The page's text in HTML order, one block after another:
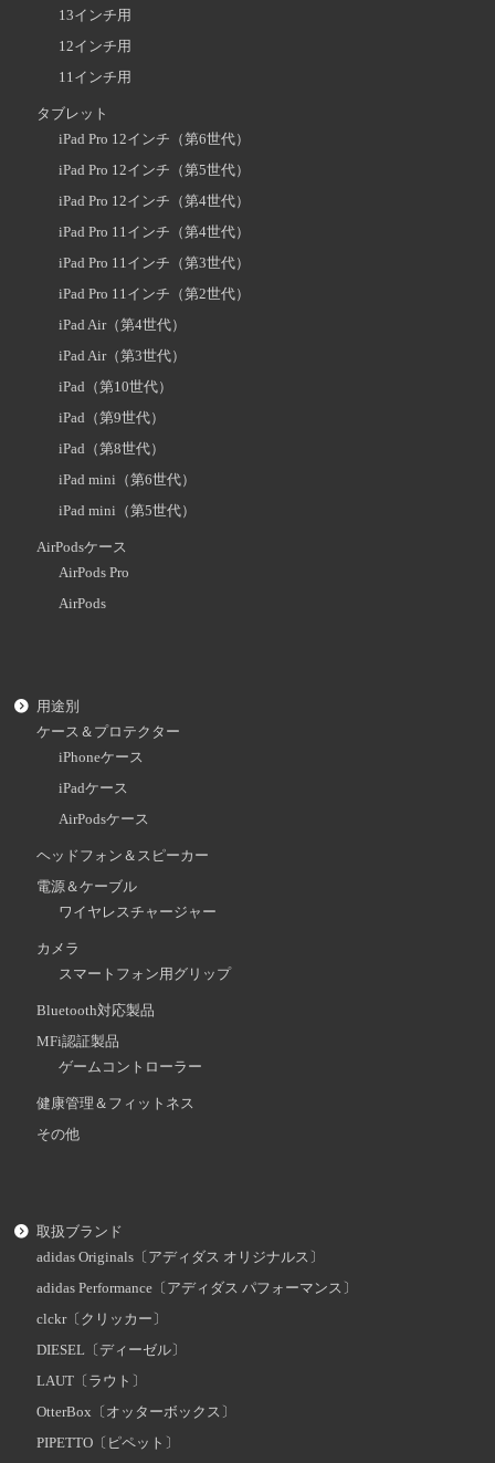
13インチ用
12インチ用
11インチ用
タブレット
iPad Pro 12インチ（第6世代）
iPad Pro 12インチ（第5世代）
iPad Pro 12インチ（第4世代）
iPad Pro 11インチ（第4世代）
iPad Pro 11インチ（第3世代）
iPad Pro 11インチ（第2世代）
iPad Air（第4世代）
iPad Air（第3世代）
iPad（第10世代）
iPad（第9世代）
iPad（第8世代）
iPad mini（第6世代）
iPad mini（第5世代）
AirPodsケース
AirPods Pro
AirPods
用途別
ケース＆プロテクター
iPhoneケース
iPadケース
AirPodsケース
ヘッドフォン＆スピーカー
電源＆ケーブル
ワイヤレスチャージャー
カメラ
スマートフォン用グリップ
Bluetooth対応製品
MFi認証製品
ゲームコントローラー
健康管理＆フィットネス
その他
取扱ブランド
adidas Originals〔アディダス オリジナルス〕
adidas Performance〔アディダス パフォーマンス〕
clckr〔クリッカー〕
DIESEL〔ディーゼル〕
LAUT〔ラウト〕
OtterBox〔オッターボックス〕
PIPETTO〔ピペット〕